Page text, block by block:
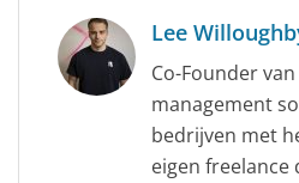
Lee
Co-Founder
management
bedrijven met
eigen freelance